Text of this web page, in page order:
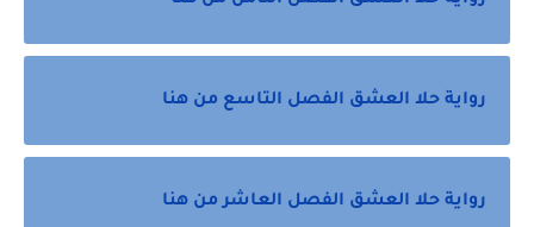
رواية حلا العشق الفصل التاسع من هنا
رواية حلا العشق الفصل العاشر من هنا